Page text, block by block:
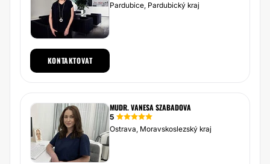
Pardubice, Pardubický kraj
KONTAKTOVAT
MUDR. VANESA SZABADOVA
5
Ostrava, Moravskoslezský kraj